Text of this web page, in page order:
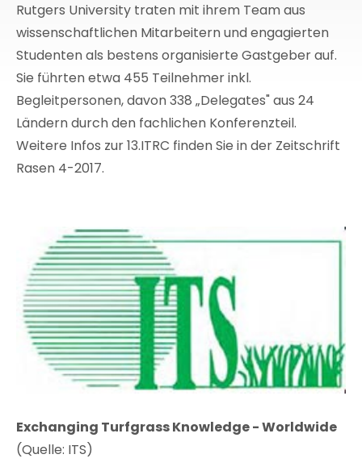
Rutgers University traten mit ihrem Team aus
wissenschaftlichen Mitarbeitern und engagierten
Studenten als bestens organisierte Gastgeber auf.
Sie führten etwa 455 Teilnehmer inkl.
Begleitpersonen, davon 338 „Delegates" aus 24
Ländern durch den fachlichen Konferenzteil.
Weitere Infos zur 13.ITRC finden Sie in der Zeitschrift
Rasen 4-2017.
Exchanging Turfgrass Knowledge - Worldwide
(Quelle: ITS)